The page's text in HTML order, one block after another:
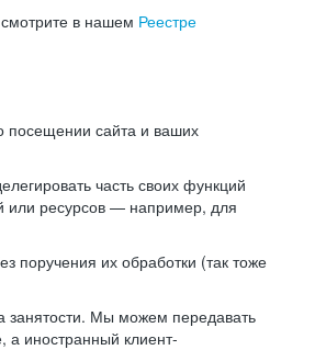
в нашем Реестре
посещении сайта и ваших
часть своих функций
или ресурсов — например, для
поручения их обработки (так тоже
занятости. Мы можем передавать
а иностранный клиент-